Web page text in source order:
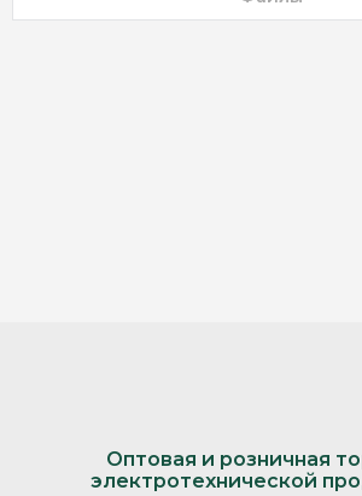
Оптовая и розничная
электротехнической